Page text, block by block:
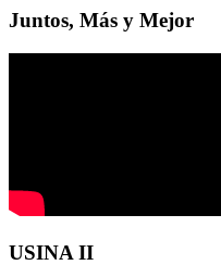
Juntos, Más y Mejor
USINA II